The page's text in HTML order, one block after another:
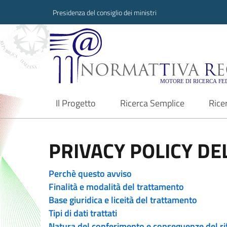
Presidenza del consiglio dei ministri
Normattiva
Il Progetto
current Ricerca Semplice
PRIVACY POLICY
Perchè questo avviso
Finalità e modalità del trattamento
Base giuridica e liceità del trattamento
Tipi di dati trattati